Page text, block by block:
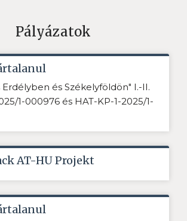
Pályázatok
és Székelyföldön" I.-II.
1-000976 és HAT-KP-1-2025/1-
AT-HU Projekt